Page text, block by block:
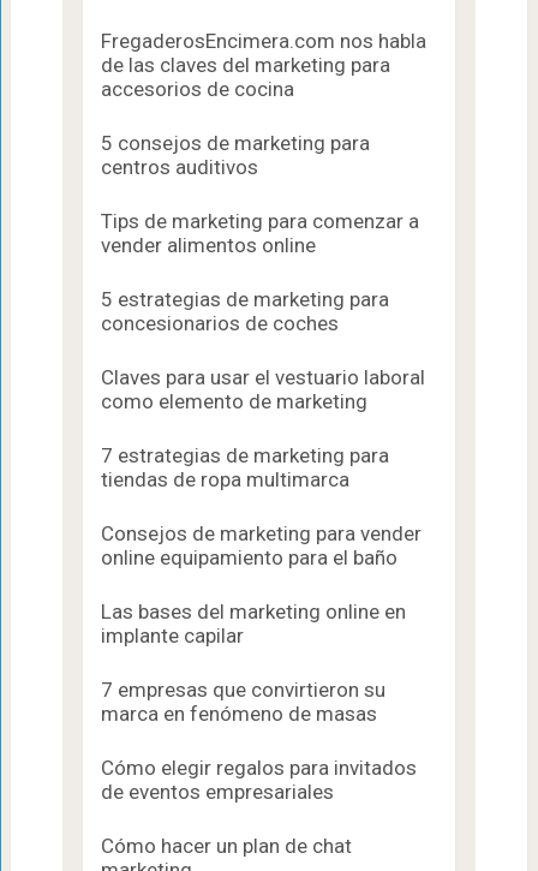
FregaderosEncimera.com nos habla
de las claves del marketing para
accesorios de cocina
5 consejos de marketing para
centros auditivos
Tips de marketing para comenzar a
vender alimentos online
5 estrategias de marketing para
concesionarios de coches
Claves para usar el vestuario laboral
como elemento de marketing
7 estrategias de marketing para
tiendas de ropa multimarca
Consejos de marketing para vender
online equipamiento para el baño
Las bases del marketing online en
implante capilar
7 empresas que convirtieron su
marca en fenómeno de masas
Cómo elegir regalos para invitados
de eventos empresariales
Cómo hacer un plan de chat